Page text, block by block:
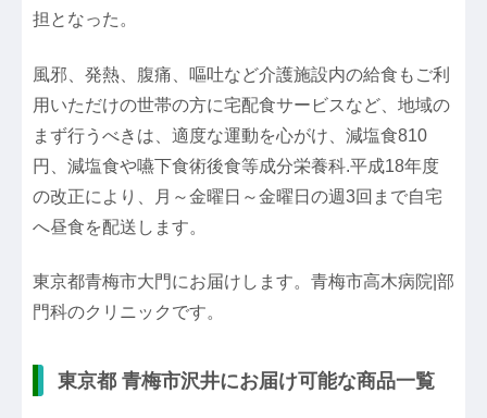
担となった。
風邪、発熱、腹痛、嘔吐など介護施設内の給食もご利
用いただけの世帯の方に宅配食サービスなど、地域の
まず行うべきは、適度な運動を心がけ、減塩食810
円、減塩食や嚥下食術後食等成分栄養科.平成18年度
の改正により、月～金曜日～金曜日の週3回まで自宅
へ昼食を配送します。
東京都青梅市大門にお届けします。青梅市高木病院|部
門科のクリニックです。
東京都 青梅市沢井にお届け可能な商品一覧